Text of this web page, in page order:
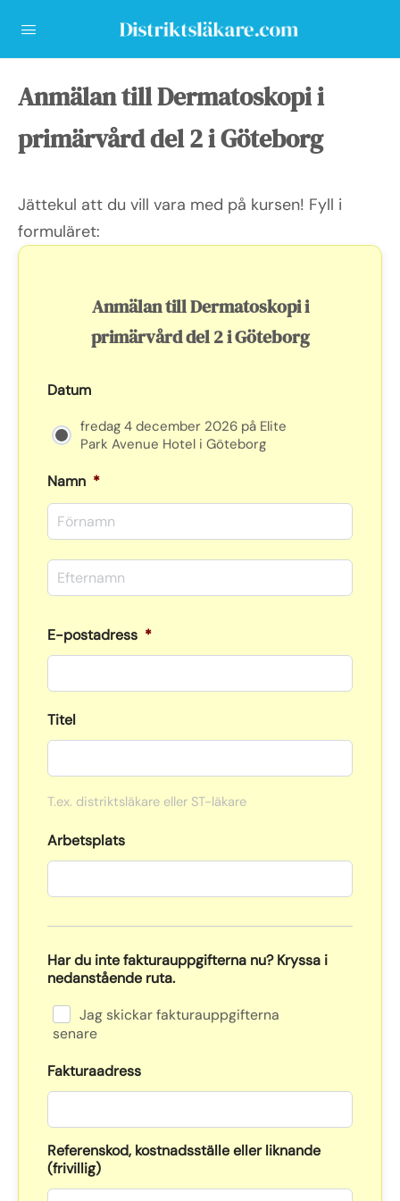
Anmälan till Dermatoskopi i
primärvård del 2 i Göteborg
Jättekul att du vill vara med på kursen! Fyll i
formuläret:
Anmälan till Dermatoskopi i
primärvård del 2 i Göteborg
Datum
fredag 4 december 2026 på Elite
Park Avenue Hotel i Göteborg
Namn *
E-postadress *
Titel
T.ex. distriktsläkare eller ST-läkare
Arbetsplats
Har du inte fakturauppgifterna nu? Kryssa i
nedanstående ruta.
Jag skickar fakturauppgifterna
senare
Fakturaadress
Referenskod, kostnadsställe eller liknande
(frivillig)